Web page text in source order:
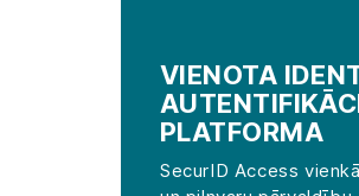
VIENOTA
PLATFORMA
SecurID Access